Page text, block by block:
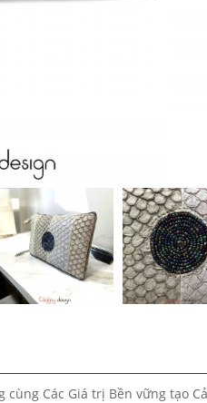
Các Giá trị Bền vững tạo